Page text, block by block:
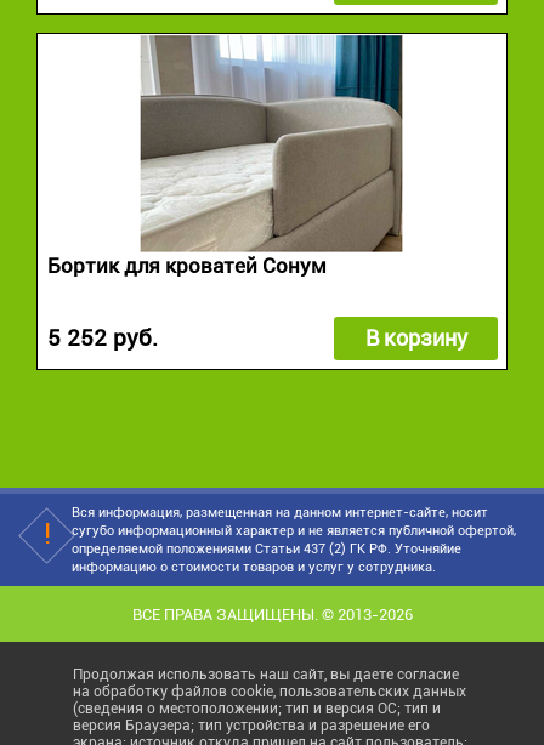
Бортик для кроватей Сонум
5 252 руб. В корзину
Вся информация, размещенная на данном интернет-сайте, носит
сугубо информационный характер и не является публичной офертой,
определяемой положениями Статьи 437 (2) ГК РФ. Уточняйие
информацию о стоимости товаров и услуг у сотрудника.
ВСЕ ПРАВА ЗАЩИЩЕНЫ. © 2013-2026
Продолжая использовать наш сайт, вы даете согласие
на обработку файлов cookie, пользовательских данных
(сведения о местоположении; тип и версия ОС; тип и
версия Браузера; тип устройства и разрешение его